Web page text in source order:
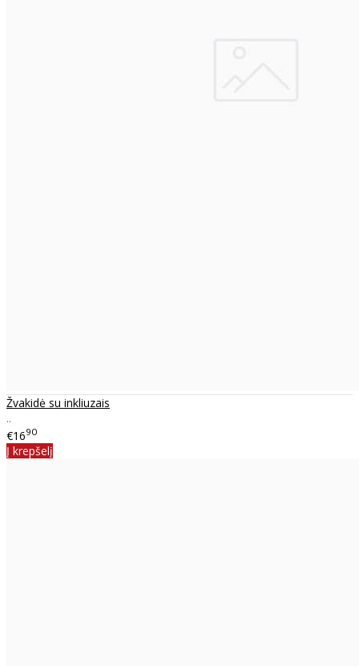
Žvakidė su inkliuzais
..
€1690
Į krepšelį